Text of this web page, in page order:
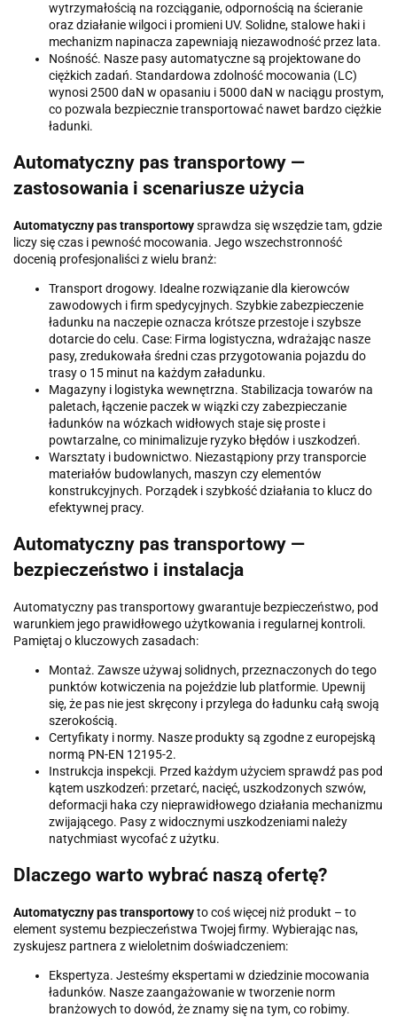
wytrzymałością na rozciąganie, odpornością na ścieranie
oraz działanie wilgoci i promieni UV. Solidne, stalowe haki i
mechanizm napinacza zapewniają niezawodność przez lata.
Nośność. Nasze pasy automatyczne są projektowane do
ciężkich zadań. Standardowa zdolność mocowania (LC)
wynosi 2500 daN w opasaniu i 5000 daN w naciągu prostym,
co pozwala bezpiecznie transportować nawet bardzo ciężkie
ładunki.
Automatyczny pas transportowy —
zastosowania i scenariusze użycia
Automatyczny pas transportowysprawdza się wszędzie tam, gdzie
liczy się czas i pewność mocowania. Jego wszechstronność
docenią profesjonaliści z wielu branż:
Transport drogowy. Idealne rozwiązanie dla kierowców
zawodowych i firm spedycyjnych. Szybkie zabezpieczenie
ładunku na naczepie oznacza krótsze przestoje i szybsze
dotarcie do celu. Case: Firma logistyczna, wdrażając nasze
pasy, zredukowała średni czas przygotowania pojazdu do
trasy o 15 minut na każdym załadunku.
Magazyny i logistyka wewnętrzna. Stabilizacja towarów na
paletach, łączenie paczek w wiązki czy zabezpieczanie
ładunków na wózkach widłowych staje się proste i
powtarzalne, co minimalizuje ryzyko błędów i uszkodzeń.
Warsztaty i budownictwo. Niezastąpiony przy transporcie
materiałów budowlanych, maszyn czy elementów
konstrukcyjnych. Porządek i szybkość działania to klucz do
efektywnej pracy.
Automatyczny pas transportowy —
bezpieczeństwo i instalacja
Automatyczny pas transportowy gwarantuje bezpieczeństwo, pod
warunkiem jego prawidłowego użytkowania i regularnej kontroli.
Pamiętaj o kluczowych zasadach:
Montaż. Zawsze używaj solidnych, przeznaczonych do tego
punktów kotwiczenia na pojeździe lub platformie. Upewnij
się, że pas nie jest skręcony i przylega do ładunku całą swoją
szerokością.
Certyfikaty i normy. Nasze produkty są zgodne z europejską
normą PN-EN 12195-2.
Instrukcja inspekcji. Przed każdym użyciem sprawdź pas pod
kątem uszkodzeń: przetarć, nacięć, uszkodzonych szwów,
deformacji haka czy nieprawidłowego działania mechanizmu
zwijającego. Pasy z widocznymi uszkodzeniami należy
natychmiast wycofać z użytku.
Dlaczego warto wybrać naszą ofertę?
Automatyczny pas transportowyto coś więcej niż produkt – to
element systemu bezpieczeństwa Twojej firmy. Wybierając nas,
zyskujesz partnera z wieloletnim doświadczeniem:
Ekspertyza. Jesteśmy ekspertami w dziedzinie mocowania
ładunków. Nasze zaangażowanie w tworzenie norm
branżowych to dowód, że znamy się na tym, co robimy.